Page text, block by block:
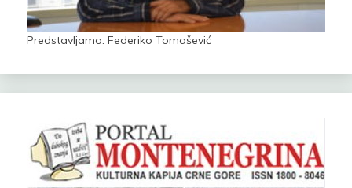
Predstavljamo: Federiko Tomašević